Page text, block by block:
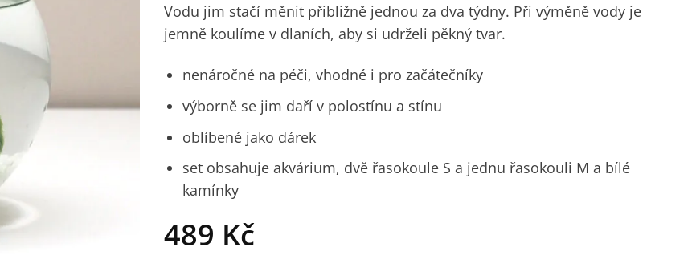
Vodu jim stačí měnit přibližně jednou za dva týdny. Při výměně vody je
jemně koulíme v dlaních, aby si udrželi pěkný tvar.
nenáročné na péči, vhodné i pro začátečníky
výborně se jim daří v polostínu a stínu
oblíbené jako dárek
set obsahuje akvárium, dvě řasokoule S a jednu řasokouli M a bílé
kamínky
489 Kč